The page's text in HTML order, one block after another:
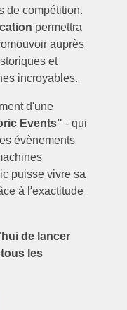
de compétition.
permettra
auprès
et
incroyables.
d'une
Events" - qui
évènements
puisse vivre sa
à l'exactitude
de lancer
les